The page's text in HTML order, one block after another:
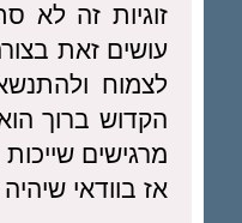
זוגיות זה לא
עושים זאת
לצמוח
הקדוש ברוך
מרגישים
אז בוודאי